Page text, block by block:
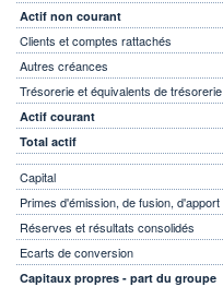
Actif non courant
Clients et comptes rattachés
Autres créances
Trésorerie et équivalents de trésorerie
Actif courant
Total actif
Capital
Primes d'émission, de fusion, d'apport
Réserves et résultats consolidés
Ecarts de conversion
Capitaux propres - part du groupe